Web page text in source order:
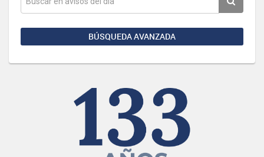
BÚSQUEDA AVANZADA